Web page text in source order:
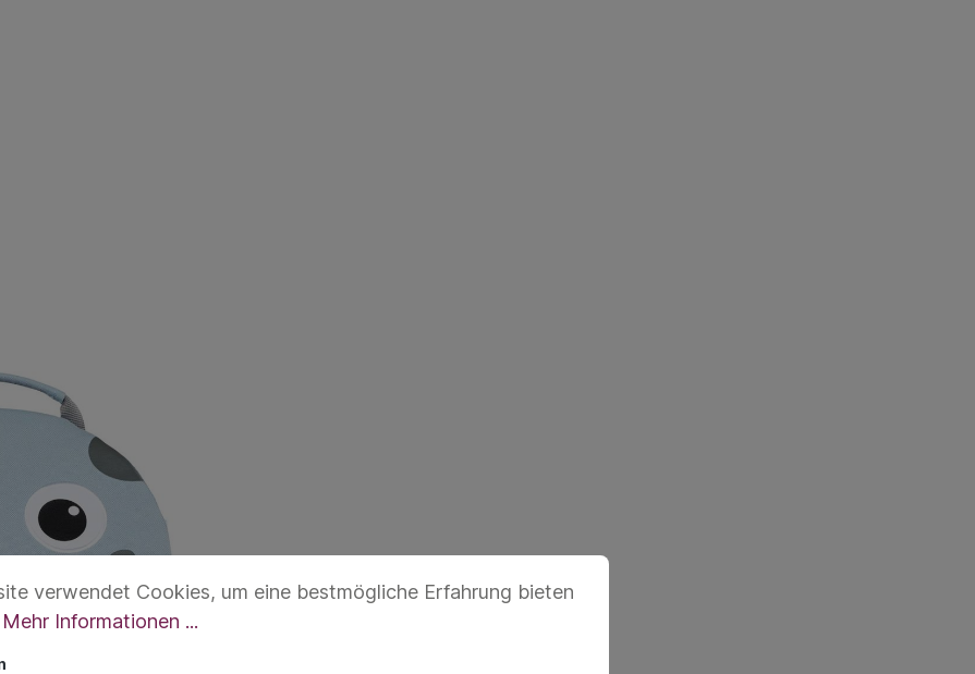
verwendet Cookies, um eine bestmögliche Erfahrung bieten
Mehr Informationen ...